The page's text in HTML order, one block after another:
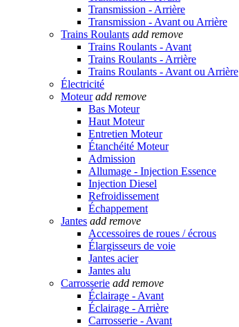
Transmission - Arrière
Transmission - Avant ou Arrière
Trains Roulants add remove
Trains Roulants - Avant
Trains Roulants - Arrière
Trains Roulants - Avant ou Arrière
Électricité
Moteur add remove
Bas Moteur
Haut Moteur
Entretien Moteur
Étanchéité Moteur
Admission
Allumage - Injection Essence
Injection Diesel
Refroidissement
Échappement
Jantes add remove
Accessoires de roues / écrous
Élargisseurs de voie
Jantes acier
Jantes alu
Carrosserie add remove
Éclairage - Avant
Éclairage - Arrière
Carrosserie - Avant